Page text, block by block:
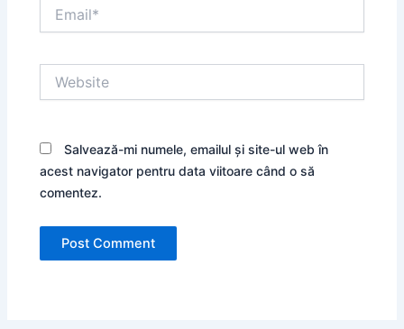
Salvează-mi numele, emailul și site-ul web în
acest navigator pentru data viitoare când o să
comentez.